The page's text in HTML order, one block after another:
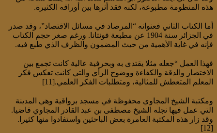
هذه المنظومة مطبوعة، لكنه فقد أثرها بين أوراقه الكثيرة.
أما الكتاب الثاني فعنوانه “المرصاد في مسائل الاقتصاد”، وقد صدر
في الجزائر سنة 1904 عن مطبعة فونتانا. ورغم صغر حجم الكتاب
فإنه في غاية الأهمية من حيث المضمون والظرف الذي طبع فيه.
فهذا العمل “جعله مثلا يقتدى به وبحرفية عالية كانت تجمع بين
الاختصار والدقة والكفاءة ووضوح الرأي والتي كانت تعكس فكر
المعلم المتعطش للمثالية، ومتطلبات الفكر العلمي.[11]
ومكتبة الشيخ المجاوي محفوظة في مسجد برواقية وهي المدينة
التي عمل فيها نجله الشيخ مصطفى بن عبد القادر المجاوي قاضيا.
وقد زار هذه المكتبة العامرة بعض الباحثين واستفادوا منها كثيرا.
[12]